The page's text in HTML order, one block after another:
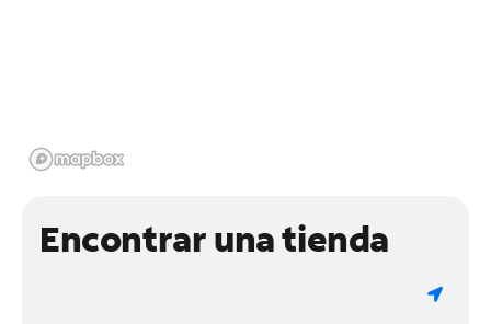
Encontrar una tienda